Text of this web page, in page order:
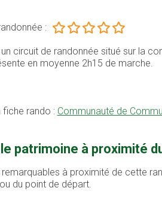
:
circuit de randonnée situé sur la
en moyenne 2h15 de marche.
fiche rando : Communauté de
patrimoine à proximité
remarquables à proximité de cette
du point de départ.